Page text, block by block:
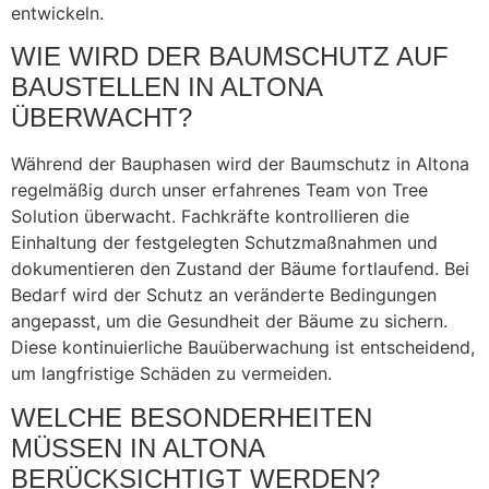
entwickeln.
WIE WIRD DER BAUMSCHUTZ AUF
BAUSTELLEN IN ALTONA
ÜBERWACHT?
Während der Bauphasen wird der Baumschutz in Altona
regelmäßig durch unser erfahrenes Team von Tree
Solution überwacht. Fachkräfte kontrollieren die
Einhaltung der festgelegten Schutzmaßnahmen und
dokumentieren den Zustand der Bäume fortlaufend. Bei
Bedarf wird der Schutz an veränderte Bedingungen
angepasst, um die Gesundheit der Bäume zu sichern.
Diese kontinuierliche Bauüberwachung ist entscheidend,
um langfristige Schäden zu vermeiden.
WELCHE BESONDERHEITEN
MÜSSEN IN ALTONA
BERÜCKSICHTIGT WERDEN?